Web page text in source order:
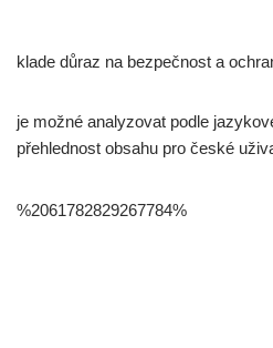
klade důraz na bezpečnost a
je možné analyzovat podle
přehlednost obsahu pro české
%2061782829267784%